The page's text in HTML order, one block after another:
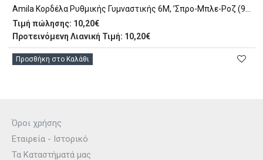
Τιμή πώλησης: 10,20€
Προτεινόμενη Λιανική Τιμή: 10,20€
Προσθήκη στο Καλάθι
Όροι χρήσης
Εταιρεία - Ιστορικό
Τα Καταστήματά μας